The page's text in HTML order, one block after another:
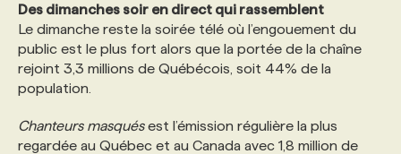
Des dimanches soir en direct qui rassemblent
Le dimanche reste la soirée télé où l’engouement du
public est le plus fort alors que la portée de la chaîne
rejoint 3,3 millions de Québécois, soit 44% de la
population.
Chanteurs masquésest l’émission régulière la plus
regardée au Québec et au Canada avec 1,8 million de